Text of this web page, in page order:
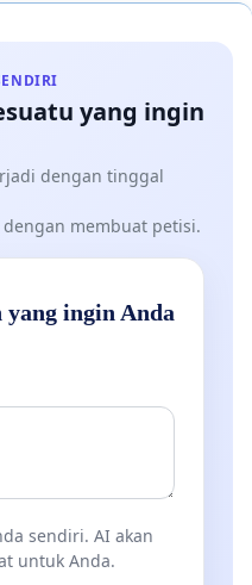
yang ingin
dengan tinggal
membuat petisi.
yang ingin Anda
sendiri. AI akan
untuk Anda.